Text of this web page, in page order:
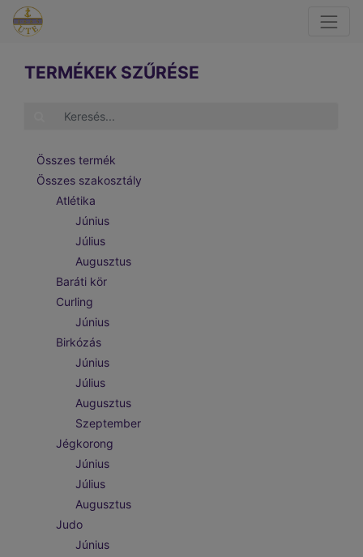
TERMÉKEK SZŰRÉSE
Összes termék
Összes szakosztály
Atlétika
Június
Július
Augusztus
Baráti kör
Curling
Június
Birkózás
Június
Július
Augusztus
Szeptember
Jégkorong
Június
Július
Augusztus
Judo
Június